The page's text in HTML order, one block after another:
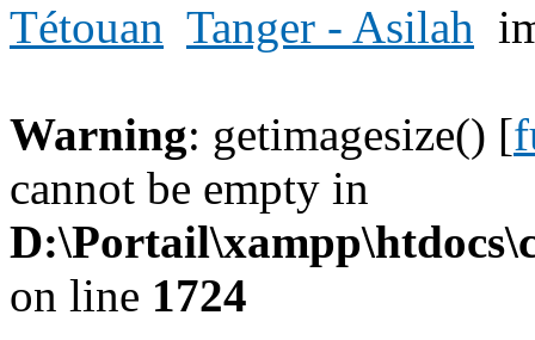
Tétouan Tanger - Asilah
Warning: getimagesize() [
cannot be empty in
on line 1724